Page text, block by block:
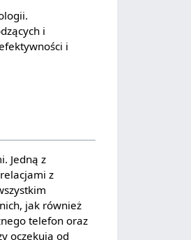
i
i
Jedną z
z
jak również
telefon oraz
oczekują od